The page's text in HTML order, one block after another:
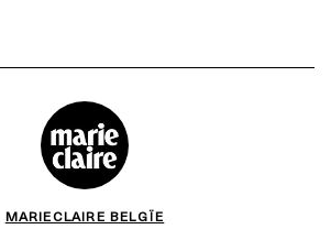
MARIECLAIRE BELGÏE